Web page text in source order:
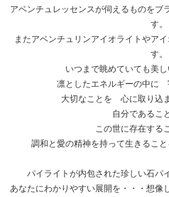
アベンチュレッセンスが伺えるものをブ
す。
またアベンチュリンアイオライトやア
す。
いつまで眺めていても美し
凛としたエネルギーの中に
大切なことを 心に取り込
自分であるこ
この世に存在する
調和と愛の精神を持って生きるこ
パイライトが内包された珍しい石パ
あなたにわかりやすい展開を・・・想像